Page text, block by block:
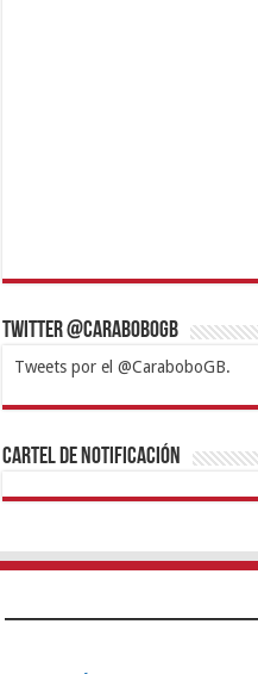
Twitter @CaraboboGB
Tweets por el @CaraboboGB.
1xbetBetturkeyBetistKralbet
https://mvbcasino.com/
Cartel de Notificación